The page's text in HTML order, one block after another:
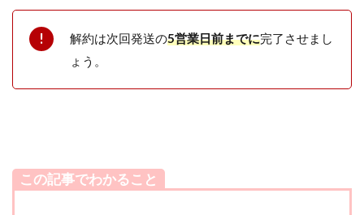
解約は次回発送の5営業日前までに完了させまし
ょう。
この記事でわかること